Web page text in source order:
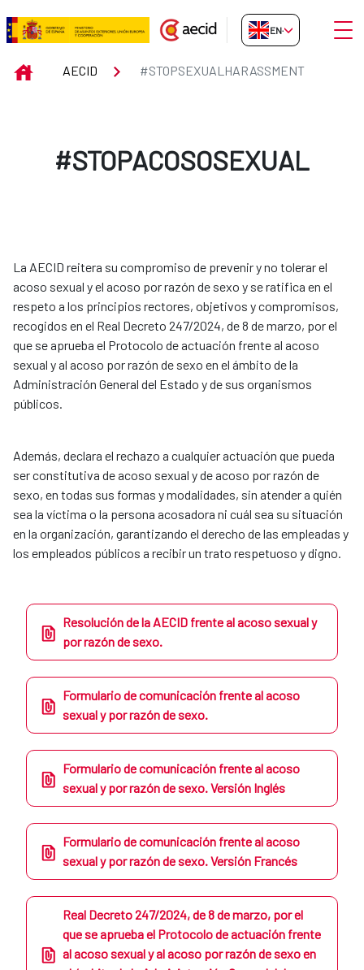
Skip to Main Content
#STOPSEXUALHARASSMENT
EN-GB
INICIOAECID #STOPSEXUALHARASSMENT
#STOPACOSOSEXUAL
La AECID reitera su compromiso de prevenir y no tolerar el
acoso sexual y el acoso por razón de sexo y se ratifica en el
respeto a los principios rectores, objetivos y compromisos,
recogidos en el Real Decreto 247/2024, de 8 de marzo, por el
que se aprueba el Protocolo de actuación frente al acoso
sexual y al acoso por razón de sexo en el ámbito de la
Administración General del Estado y de sus organismos
públicos.
Además, declara el rechazo a cualquier actuación que pueda
ser constitutiva de acoso sexual y de acoso por razón de
sexo, en todas sus formas y modalidades, sin atender a quién
sea la víctima o la persona acosadora ni cuál sea su situación
en la organización, garantizando el derecho de las empleadas y
los empleados públicos a recibir un trato respetuoso y digno.
Resolución de la AECID frente al acoso sexual y
por razón de sexo.
Formulario de comunicación frente al acoso
sexual y por razón de sexo.
Formulario de comunicación frente al acoso
sexual y por razón de sexo. Versión Inglés
Formulario de comunicación frente al acoso
sexual y por razón de sexo. Versión Francés
Real Decreto 247/2024, de 8 de marzo, por el
que se aprueba el Protocolo de actuación frente
al acoso sexual y al acoso por razón de sexo en